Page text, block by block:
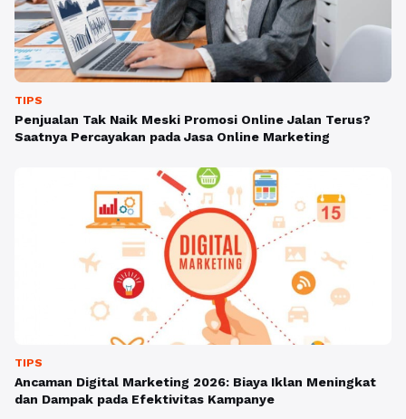
TIPS
Penjualan Tak Naik Meski Promosi Online Jalan Terus?
Saatnya Percayakan pada Jasa Online Marketing
TIPS
Ancaman Digital Marketing 2026: Biaya Iklan Meningkat
dan Dampak pada Efektivitas Kampanye